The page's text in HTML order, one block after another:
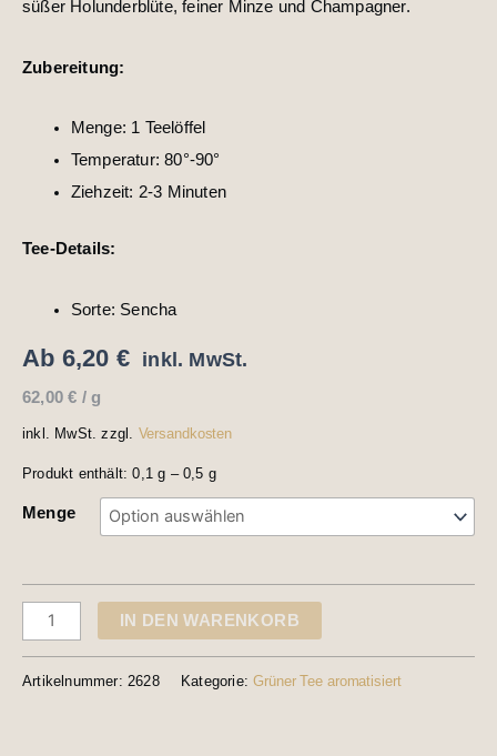
süßer Holunderblüte, feiner Minze und Champagner.
Zubereitung:
Menge: 1 Teelöffel
Temperatur: 80°-90°
Ziehzeit: 2-3 Minuten
Tee-Details:
Sorte: Sencha
Ab 6,20 € inkl. MwSt.
62,00€ /g
inkl. MwSt. zzgl. Versandkosten
Produkt enthält: 0,1g – 0,5 g
Menge
IN DEN WARENKORB
Artikelnummer: 2628 Kategorie:Grüner Tee aromatisiert